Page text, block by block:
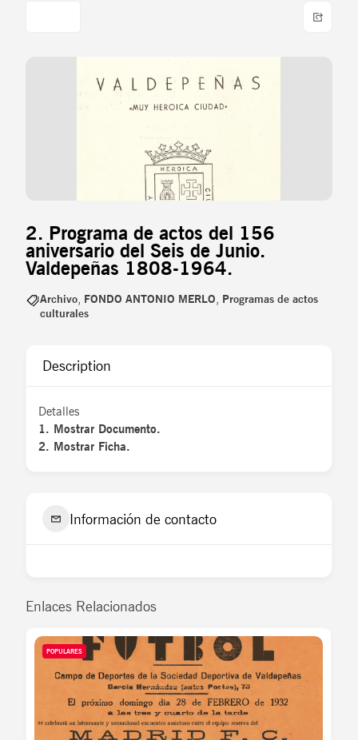
2. Programa de actos del 156
aniversario del Seis de Junio.
Valdepeñas 1808-1964.
Archivo FONDO ANTONIO MERLO
Programas de actos
culturales
Description
Detalles
1. Mostrar Documento.
2. Mostrar Ficha.
Información de contacto
Enlaces Relacionados
POPULARES